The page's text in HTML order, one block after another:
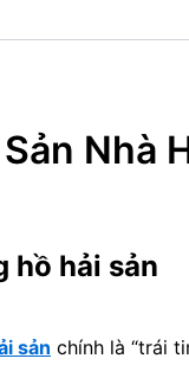
Nhà
hồ hải sản
sản chính là “trái